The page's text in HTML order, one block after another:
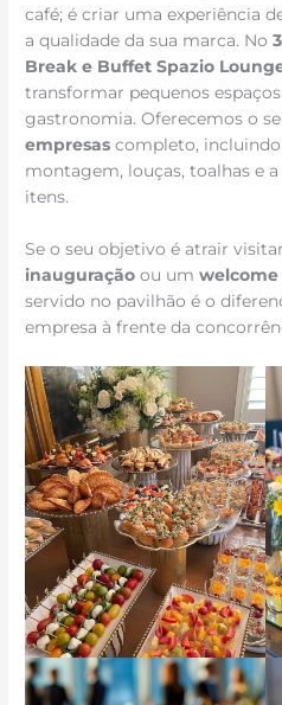
café; é criar uma experiência
a qualidade da sua marca. No
Break e Buffet Spazio
transformar pequenos
gastronomia. Oferecemos o
empresas completo,
montagem, louças, toalhas e
itens.
Se o seu objetivo é atrair
inauguração ou umwelcome
servido no pavilhão é o
empresa à frente da